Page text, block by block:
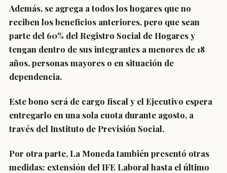
Además, se agrega atodos los hogares que no
reciben los beneficios anteriores, pero que sean
parte del 60% del Registro Social de Hogaresy
tengan dentro de sus integrantes a menores de 18
años, personas mayores o en situación de
dependencia.
Este bono será de cargo fiscal y el Ejecutivo espera
entregarlo en una sola cuota durante agosto, a
través del Instituto de Previsión Social.
Por otra parte, La Moneda también presentó otras
medidas: extensión del IFE Laboral hasta el último